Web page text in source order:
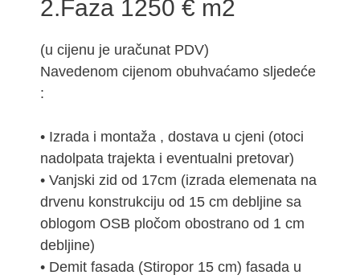
2.Faza 1250 € m2
(u cijenu je uračunat PDV)
Navedenom cijenom obuhvaćamo sljedeće
:
• Izrada i montaža , dostava u cjeni (otoci
nadolpata trajekta i eventualni pretovar)
• Vanjski zid od 17cm (izrada elemenata na
drvenu konstrukciju od 15 cm debljine sa
oblogom OSB pločom obostrano od 1 cm
debljine)
• Demit fasada (Stiropor 15 cm) fasada u